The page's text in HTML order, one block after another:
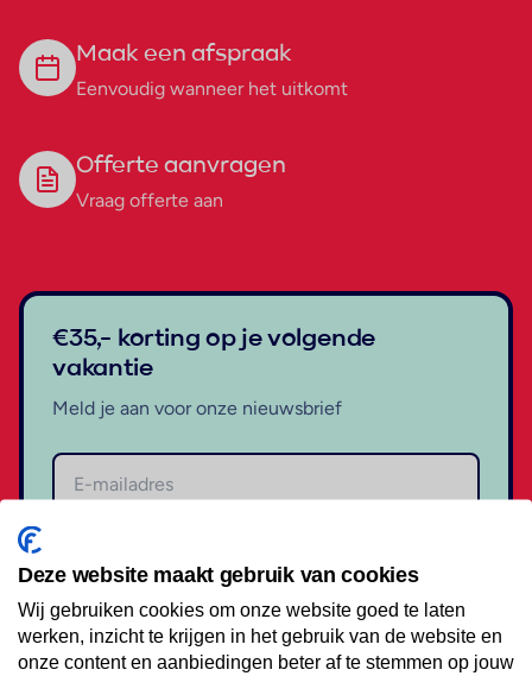
Maak een afspraak
Eenvoudig wanneer het uitkomt
Offerte aanvragen
Vraag offerte aan
€35,- korting op je volgende
vakantie
Meld je aan voor onze nieuwsbrief
Volg ons op social media
Deze website maakt gebruik van cookies
Wij gebruiken cookies om onze website goed te laten
werken, inzicht te krijgen in het gebruik van de website en
onze content en aanbiedingen beter af te stemmen op jouw